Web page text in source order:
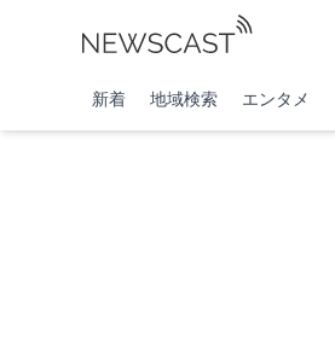
新着 地域検索 エンタメ